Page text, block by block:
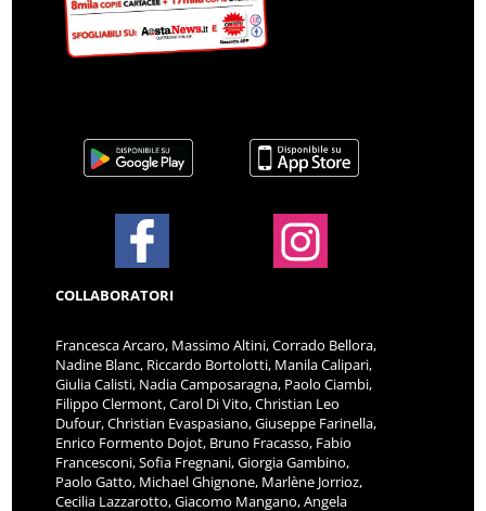
COLLABORATORI
Francesca Arcaro, Massimo Altini, Corrado Bellora,
Nadine Blanc, Riccardo Bortolotti, Manila Calipari,
Giulia Calisti, Nadia Camposaragna, Paolo Ciambi,
Filippo Clermont, Carol Di Vito, Christian Leo
Dufour, Christian Evaspasiano, Giuseppe Farinella,
Enrico Formento Dojot, Bruno Fracasso, Fabio
Francesconi, Sofia Fregnani, Giorgia Gambino,
Paolo Gatto, Michael Ghignone, Marlène Jorrioz,
Cecilia Lazzarotto, Giacomo Mangano, Angela